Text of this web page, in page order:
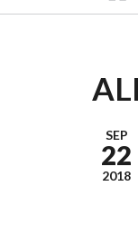
SEP
22
2018